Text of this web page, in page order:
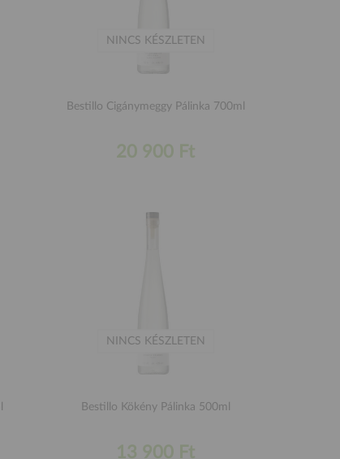
NINCS KÉSZLETEN
Bestillo Cigánymeggy Pálinka 700ml
20 900 Ft
NINCS KÉSZLETEN
Bestillo Kökény Pálinka 500ml
13 900 Ft